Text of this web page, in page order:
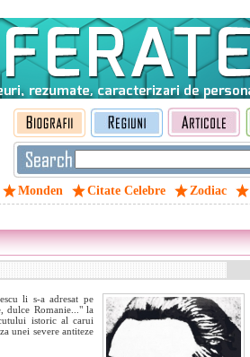
Monden Citate Celebre Zodiac
li s-a adresat pe
dulce Romanie..." la
istoric al carui
unei severe antiteze